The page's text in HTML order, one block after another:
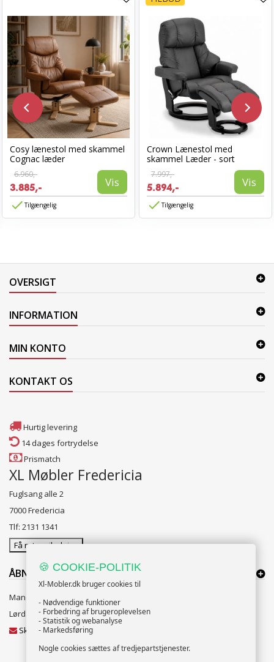
Cosy lænestol med skammel
Cognac læder
6.960,-
3.885,- Vis
Tilgængelig
Crown Lænestol med
skammel Læder - sort
7.997,-
5.894,- Vis
Tilgængelig
OVERSIGT
INFORMATION
MIN KONTO
KONTAKT OS
Hurtig levering
14 dages fortrydelse
Prismatch
XL Møbler Fredericia
Fuglsang alle 2
7000 Fredericia
Tlf: 2131 1341
Få rutevejledning
ÅBNINGSTIDER:
Mandag til Fredag 10:00 til 18:00
Lørdag og Søndag 10:00 til 16:00
Skriv til vores kundeservice
🍪 COOKIE-POLITIK
Xl-Mobler.dk bruger cookies til
- Nødvendige funktioner
- Forbedring af brugeroplevelsen
- Statistik og webanalyse
- Markedsføring
Nogle cookies sættes af tredjepartstjenester.